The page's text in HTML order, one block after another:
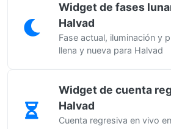
Widget de fases
Halvad
Fase actual, iluminación y
llena y nueva para Halvad
Widget de cuenta
Halvad
Cuenta regresiva en vivo